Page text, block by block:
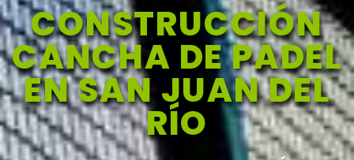
CONSTRUCCIÓN
CANCHA DE PADEL
EN SAN JUAN DEL
RÍO